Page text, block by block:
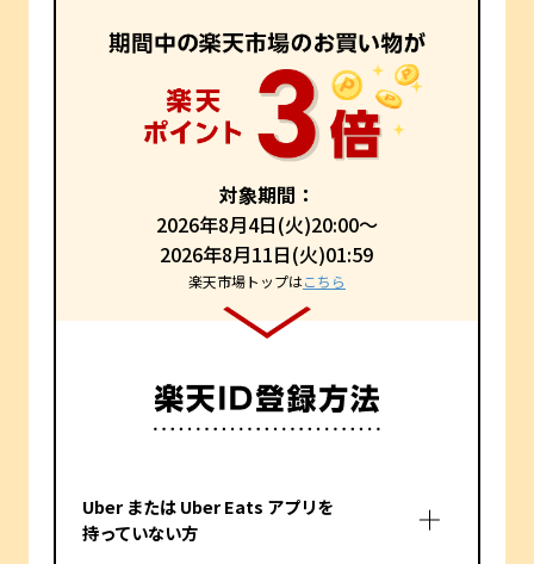
対象期間：
2026年8月4日(火)20:00～
2026年8月11日(火)01:59
楽天市場トップはこちら
Uber または Uber Eats アプリを
持っていない方